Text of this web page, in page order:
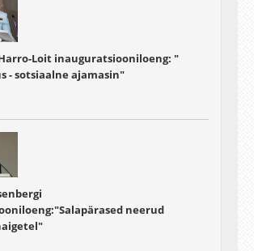
Loit inauguratsiooniloeng: "
- sotsiaalne ajamasin"
neerud